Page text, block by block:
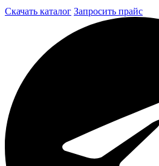
Скачать каталог Запросить прайс